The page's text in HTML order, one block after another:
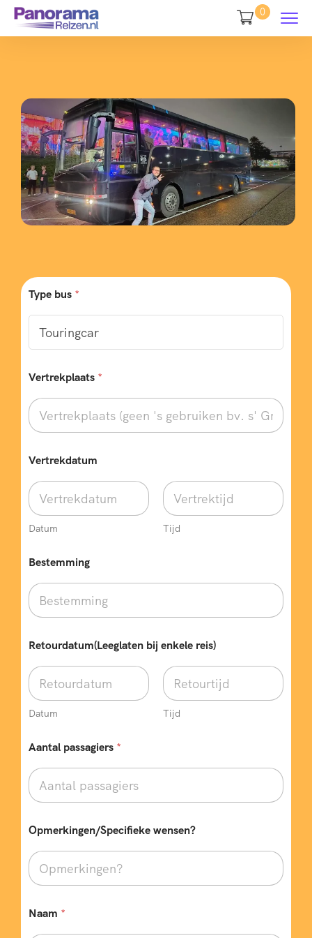
0
Type bus *
Vertrekplaats *
Vertrekdatum
Datum Tijd
Bestemming
Retourdatum(Leeglaten bij enkele reis)
Datum Tijd
Aantal passagiers *
Opmerkingen/Specifieke wensen?
Naam *